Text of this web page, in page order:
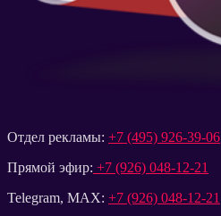
Отдел рекламы: +7 (495) 926-39-06
Прямой эфир: +7 (926) 048-12-21
Telegram, MAX: +7 (926) 048-12-21